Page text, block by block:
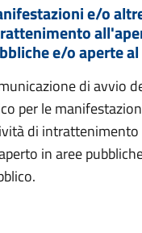
e/o
e/o aperte
di avvio
per le
di intrattenimento
in aree